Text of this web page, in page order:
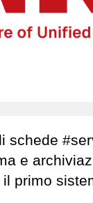
e
primo